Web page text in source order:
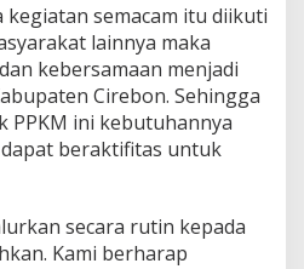
kegiatan semacam itu diikuti
lainnya maka
kebersamaan menjadi
Cirebon. Sehingga
PPKM ini kebutuhannya
beraktifitas untuk
secara rutin kepada
Kami berharap